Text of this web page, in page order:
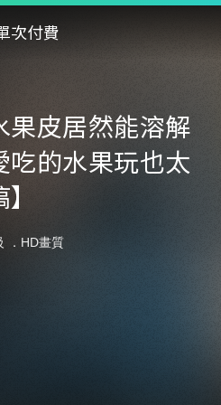
次付費
果皮居然能溶解
吃的水果玩也太
．HD畫質